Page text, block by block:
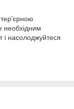
необхідним
насолоджуйтеся